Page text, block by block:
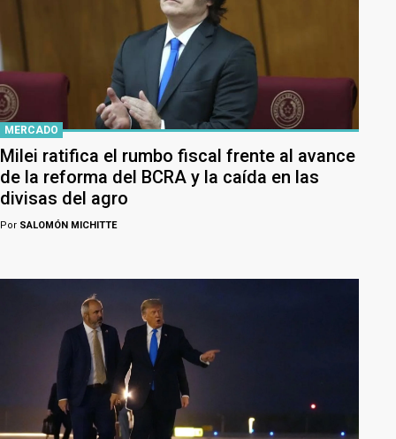
MERCADO
Milei ratifica el rumbo fiscal frente al avance
de la reforma del BCRA y la caída en las
divisas del agro
Por SALOMÓN MICHITTE